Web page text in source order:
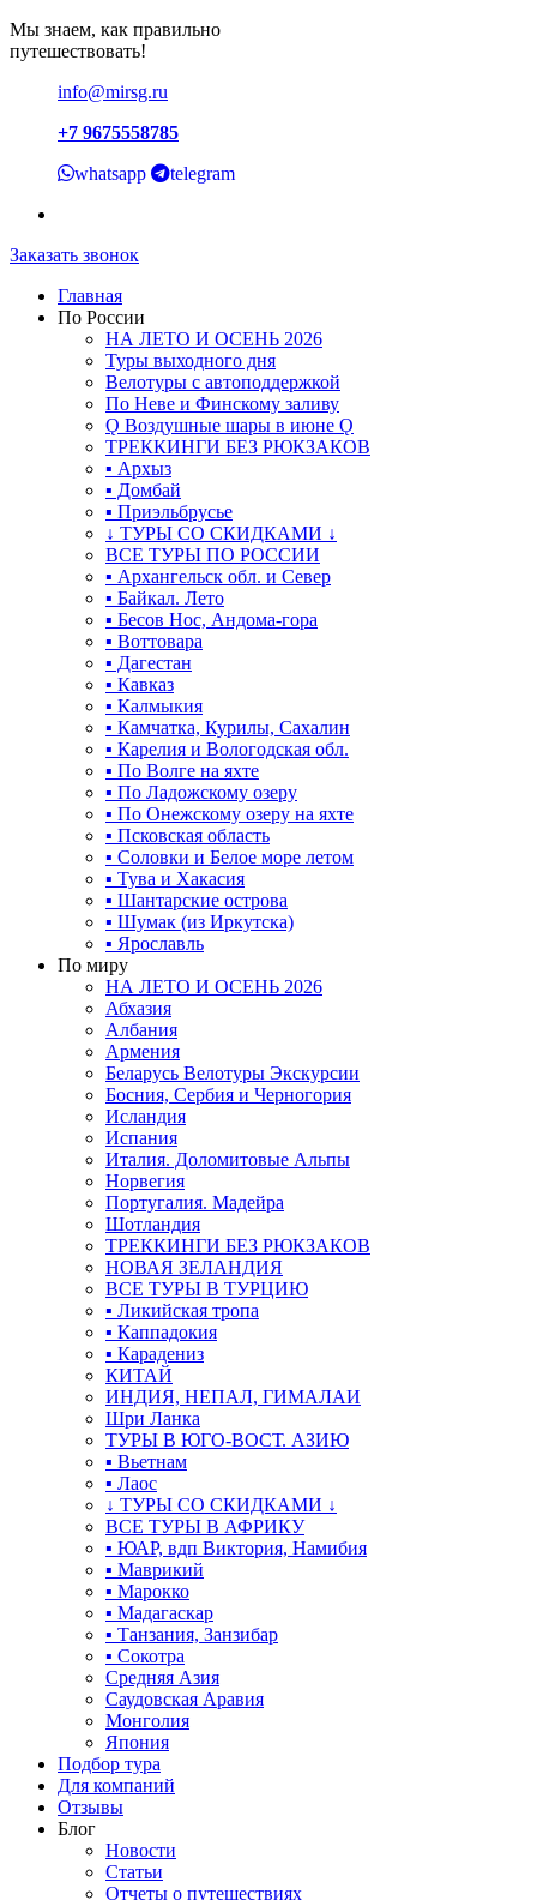
Мы знаем, как правильно
путешествовать!
info@mirsg.ru
+7 9675558785
whatsapp telegram
Заказать звонок
Главная
По России
НА ЛЕТО И ОСЕНЬ 2026
Туры выходного дня
Велотуры с автоподдержкой
По Неве и Финскому заливу
Ǫ Воздушные шары в июне Ǫ
ТРЕККИНГИ БЕЗ РЮКЗАКОВ
▪ Архыз
▪ Домбай
▪ Приэльбрусье
↓ ТУРЫ СО СКИДКАМИ ↓
ВСЕ ТУРЫ ПО РОССИИ
▪ Архангельск обл. и Север
▪ Байкал. Лето
▪ Бесов Нос, Андома-гора
▪ Воттовара
▪ Дагестан
▪ Кавказ
▪ Калмыкия
▪ Камчатка, Курилы, Сахалин
▪ Карелия и Вологодская обл.
▪ По Волге на яхте
▪ По Ладожскому озеру
▪ По Онежскому озеру на яхте
▪ Псковская область
▪ Соловки и Белое море летом
▪ Тува и Хакасия
▪ Шантарские острова
▪ Шумак (из Иркутска)
▪ Ярославль
По миру
НА ЛЕТО И ОСЕНЬ 2026
Абхазия
Албания
Армения
Беларусь Велотуры Экскурсии
Босния, Сербия и Черногория
Исландия
Испания
Италия. Доломитовые Альпы
Норвегия
Португалия. Мадейра
Шотландия
ТРЕККИНГИ БЕЗ РЮКЗАКОВ
НОВАЯ ЗЕЛАНДИЯ
ВСЕ ТУРЫ В ТУРЦИЮ
▪ Ликийская тропа
▪ Каппадокия
▪ Карадениз
КИТАЙ
ИНДИЯ, НЕПАЛ, ГИМАЛАИ
Шри Ланка
ТУРЫ В ЮГО-ВОСТ. АЗИЮ
▪ Вьетнам
▪ Лаос
↓ ТУРЫ СО СКИДКАМИ ↓
ВСЕ ТУРЫ В АФРИКУ
▪ ЮАР, вдп Виктория, Намибия
▪ Маврикий
▪ Марокко
▪ Мадагаскар
▪ Танзания, Занзибар
▪ Сокотра
Средняя Азия
Саудовская Аравия
Монголия
Япония
Подбор тура
Для компаний
Отзывы
Блог
Новости
Статьи
Отчеты о путешествиях